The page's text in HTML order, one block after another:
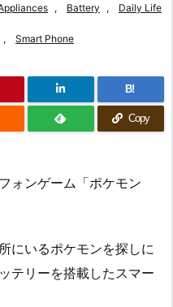
, Battery , Daily Life
, Smart Phone
B!
Copy
ォンゲーム「ポケモン
にいるポケモンを探しに
テリーを搭載したスマー